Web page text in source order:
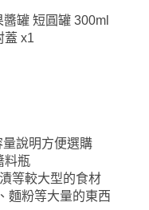
罐 短圓罐 300ml
蓋 x1
說明方便選購
料瓶
等較大型的食材
麵粉等大量的東西